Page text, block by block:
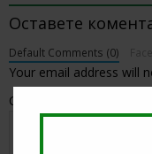
Оставете
Default Comments (0)
Your email address will
Comment